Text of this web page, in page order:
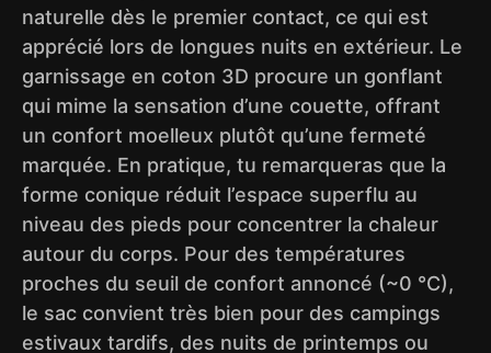
naturelle dès le premier contact, ce qui est
apprécié lors de longues nuits en extérieur. Le
garnissage en coton 3D procure un gonflant
qui mime la sensation d’une couette, offrant
un confort moelleux plutôt qu’une fermeté
marquée. En pratique, tu remarqueras que la
forme conique réduit l’espace superflu au
niveau des pieds pour concentrer la chaleur
autour du corps. Pour des températures
proches du seuil de confort annoncé (~0 °C),
le sac convient très bien pour des campings
estivaux tardifs, des nuits de printemps ou